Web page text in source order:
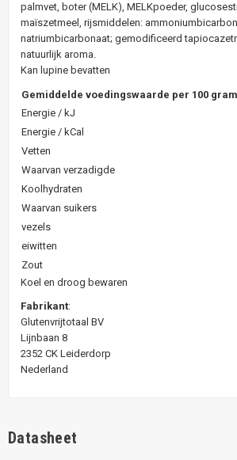
palmvet, boter (MELK), MELKpoeder,
maïszetmeel, rijsmiddelen:
natriumbicarbonaat; gemodificeerd
natuurlijk aroma.
Kan lupine bevatten
Gemiddelde voedingswaarde per 100 gram
Energie / kJ
Energie / kCal
Vetten
Waarvan verzadigde
Koolhydraten
Waarvan suikers
vezels
eiwitten
Zout
Koel en droog bewaren
Fabrikant:
Glutenvrijtotaal BV
Lijnbaan 8
2352 CK Leiderdorp
Nederland
Datasheet